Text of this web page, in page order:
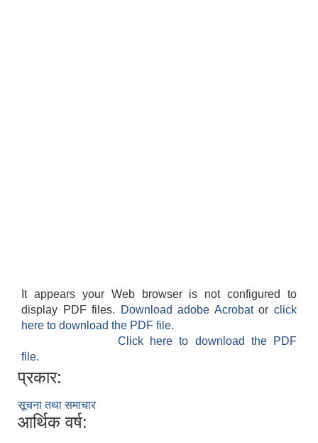
It appears your Web browser is not configured to
display PDF files.
Download adobe Acrobatorclick
here to download the PDF file.
Click here to download the PDF
file.
प्रकार:
सूचना तथा समाचार
आर्थिक वर्ष: